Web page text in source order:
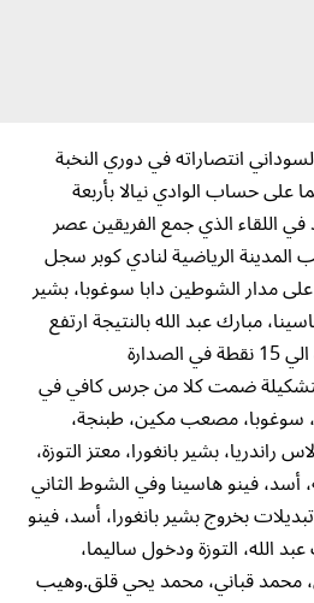
انتصاراته في دوري النخبة
على حساب الوادي نيالا بأربعة
اللقاء الذي جمع الفريقين عصر
المدينة الرياضية لنادي كوبر سجل
مدار الشوطين دابا سوغوبا، بشير
مبارك عبد الله بالنتيجة ارتفع
ضمت كلا من جرس كافي في
سوغوبا، مصعب مكين، طبنجة،
راندريا، بشير بانغورا، معتز التوزة،
أسد، فينو هاسينا وفي الشوط الثاني
بخروج بشير بانغورا، أسد، فينو
الله، التوزة ودخول ساليما،
قباني، محمد يحي قلق.وهيب